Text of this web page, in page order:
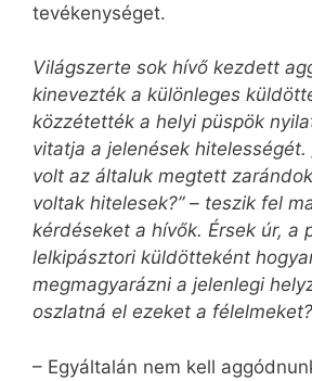
tevékenységet.
Világszerte sok hívő kezdett
kinevezték a különleges
közzétették a helyi püspök
vitatja a jelenések hitelességét.
volt az általuk megtett
voltak hitelesek?” – teszik fel
kérdéseket a hívők. Érsek úr, a
lelkipásztori küldötteként
megmagyarázni a jelenlegi
oszlatná el ezeket a félelmeket?
– Egyáltalán nem kell